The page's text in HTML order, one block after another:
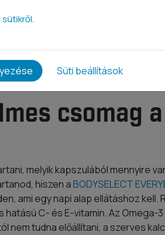
csomag a
melyik kapszulából mennyire
hiszen aBODYSELECT
ami egy napi alap ellátáshoz kell.
C- és E-vitamin. Az
tudna előállítani, a szerves
Süti beállítások